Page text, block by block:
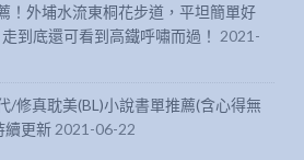
！外埔水流東桐花步道，平坦簡單好
到底還可看到高鐵呼嘯而過！ 2021-
/修真耽美(BL)小說書單推薦(含心得無
續更新 2021-06-22